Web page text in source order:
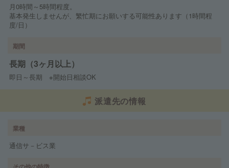
月0時間～5時間程度。
基本発生しませんが、繁忙期にお願いする可能性あります（1時間程
度/日）
期間
長期（3ヶ月以上）
即日～長期 ※開始日相談OK
派遣先の情報
業種
通信サ－ビス業